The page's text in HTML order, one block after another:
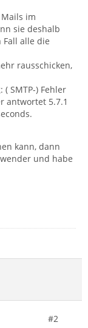
im
sie deshalb
alle die
rausschicken,
SMTP-) Fehler
antwortet 5.7.1
kann, dann
und habe
#2